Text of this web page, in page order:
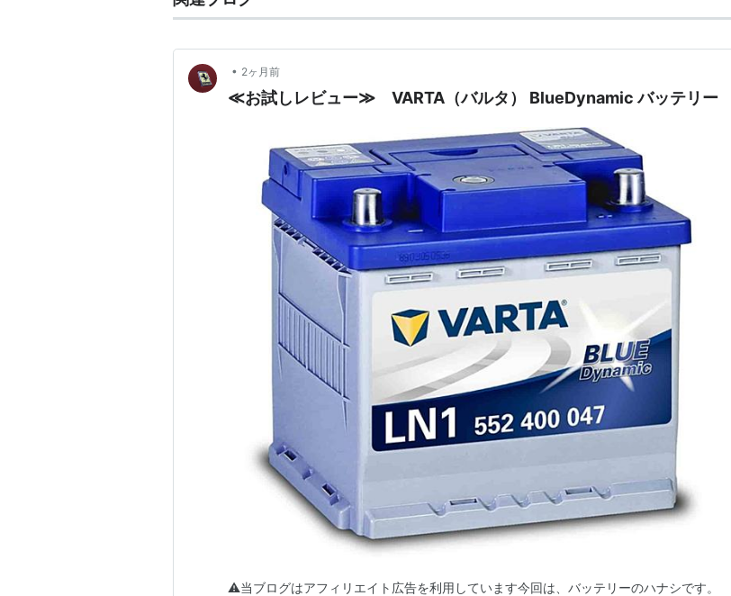
• 2ヶ月前
≪お試しレビュー≫ VARTA（バルタ） BlueDynamic バッテリー
⚠当ブログはアフィリエイト広告を利用しています今回は、バッテリーのハナシです。